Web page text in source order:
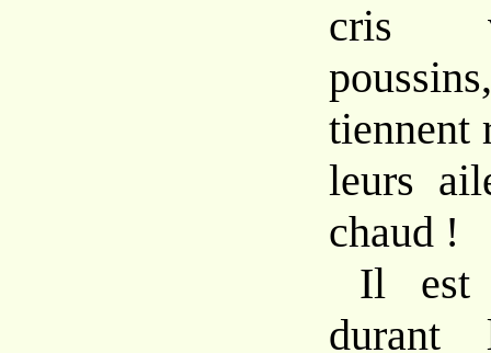
cris
tiennent
leurs
chaud !
Il est
durant